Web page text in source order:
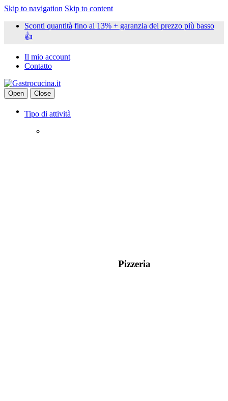
Skip to navigation Skip to content
Sconti quantità fino al 13% + garanzia del prezzo più basso
👍
Il mio account
Contatto
Open Close
Tipo di attività
Pizzeria